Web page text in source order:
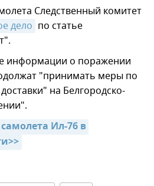
Следственный комитет
дело по статье
информации о поражении
"принимать меры по
на Белгородско-
Ил-76 в